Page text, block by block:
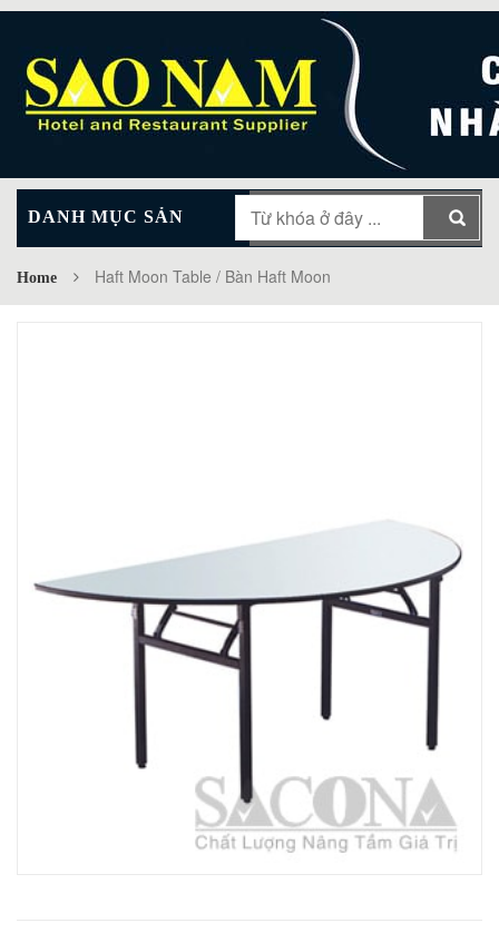
DANH MỤC SẢN
PHẨM
MAIN MENU
Home Haft Moon Table / Bàn Haft Moon